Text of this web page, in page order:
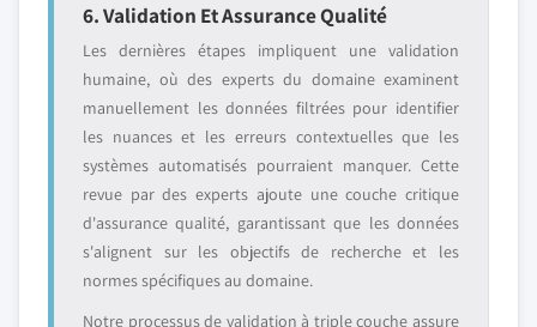
6. Validation Et Assurance Qualité
Les dernières étapes impliquent une validation
humaine, où des experts du domaine examinent
manuellement les données filtrées pour identifier
les nuances et les erreurs contextuelles que les
systèmes automatisés pourraient manquer. Cette
revue par des experts ajoute une couche critique
d'assurance qualité, garantissant que les données
s'alignent sur les objectifs de recherche et les
normes spécifiques au domaine.
Notre processus de validation à triple couche assure